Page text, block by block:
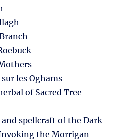
les Oghams
of Sacred Tree
and spellcraft of the Dark
the Morrigan